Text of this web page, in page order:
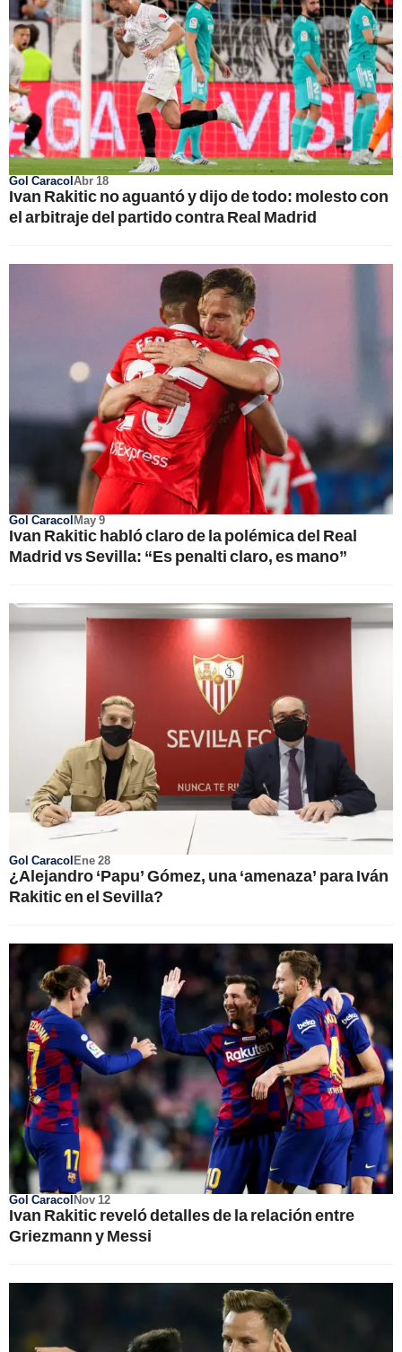
Gol CaracolAbr 18
Ivan Rakitic no aguantó y dijo de todo: molesto con
el arbitraje del partido contra Real Madrid
Gol CaracolMay 9
Ivan Rakitic habló claro de la polémica del Real
Madrid vs Sevilla: “Es penalti claro, es mano”
Gol CaracolEne 28
¿Alejandro ‘Papu’ Gómez, una ‘amenaza’ para Iván
Rakitic en el Sevilla?
Gol CaracolNov 12
Ivan Rakitic reveló detalles de la relación entre
Griezmann y Messi